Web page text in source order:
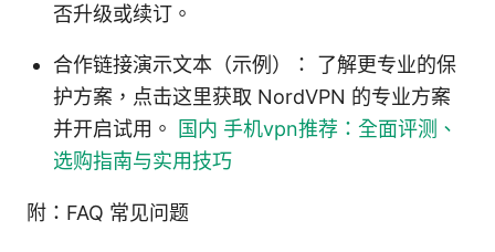
否升级或续订。
合作链接演示文本（示例）： 了解更专业的保
护方案，点击这里获取 NordVPN 的专业方案
并开启试用。
国内 手机vpn推荐：全面评测、
选购指南与实用技巧
附：FAQ 常见问题